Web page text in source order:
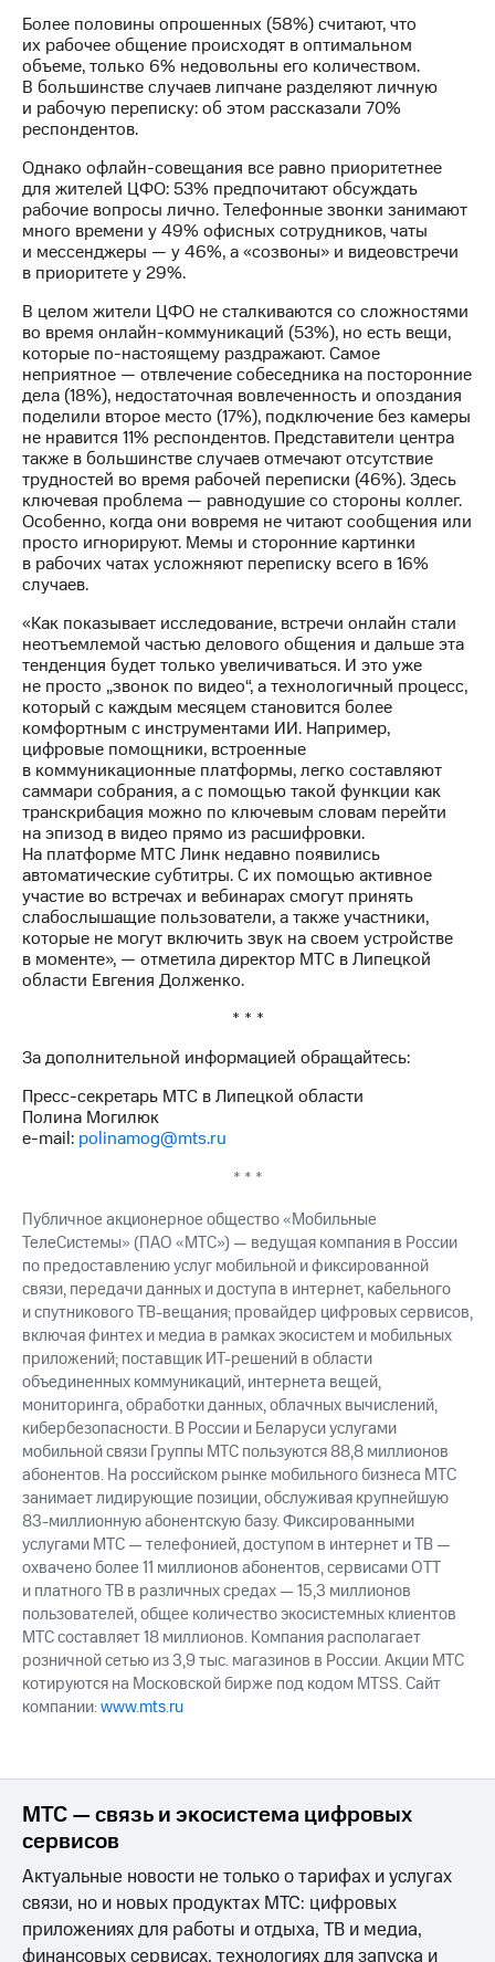
Информация
акционерам
Документы
ПАО
"МТС"
Собрания
Личный
кабинет
акционера
Акционерный
капитал
Контроль
аудит
Рынок
акций
Описание
Программа
приобретения
Порядок
выкупа
акций
Дивиденды
Рынок
облигаций
Описание
Еврооблигации-2023
Уведомление
о
погашении
именных
облигаций
Другое
Регистратор
Реквизиты
Контакты
развитие
деловая этика
На главную
Более половины опрошенных (58%) считают, что
их рабочее общение происходят в оптимальном
объеме, только 6% недовольны его количеством.
В большинстве случаев липчане разделяют личную
и рабочую переписку: об этом рассказали 70%
респондентов.
Однако офлайн-совещания все равно приоритетнее
для жителей ЦФО: 53% предпочитают обсуждать
рабочие вопросы лично. Телефонные звонки занимают
много времени у 49% офисных сотрудников, чаты
и мессенджеры — у 46%, а «созвоны» и видеовстречи
в приоритете у 29%.
В целом жители ЦФО не сталкиваются со сложностями
во время онлайн-коммуникаций (53%), но есть вещи,
которые по-настоящему раздражают. Самое
неприятное — отвлечение собеседника на посторонние
дела (18%), недостаточная вовлеченность и опоздания
поделили второе место (17%), подключение без камеры
не нравится 11% респондентов. Представители центра
также в большинстве случаев отмечают отсутствие
трудностей во время рабочей переписки (46%). Здесь
ключевая проблема — равнодушие со стороны коллег.
Особенно, когда они вовремя не читают сообщения или
просто игнорируют. Мемы и сторонние картинки
в рабочих чатах усложняют переписку всего в 16%
случаев.
«Как показывает исследование, встречи онлайн стали
неотъемлемой частью делового общения и дальше эта
тенденция будет только увеличиваться. И это уже
не просто „звонок по видео“, а технологичный процесс,
который с каждым месяцем становится более
комфортным с инструментами ИИ. Например,
цифровые помощники, встроенные
в коммуникационные платформы, легко составляют
саммари собрания, а с помощью такой функции как
транскрибация можно по ключевым словам перейти
на эпизод в видео прямо из расшифровки.
На платформе МТС Линк недавно появились
автоматические субтитры. С их помощью активное
участие во встречах и вебинарах смогут принять
слабослышащие пользователи, а также участники,
которые не могут включить звук на своем устройстве
в моменте», — отметила директор МТС в Липецкой
области Евгения Долженко.
* * *
За дополнительной информацией обращайтесь:
Пресс-секретарь МТС в Липецкой области
Полина Могилюк
e-mail: polinamog@mts.ru
* * *
Публичное акционерное общество «Мобильные
ТелеСистемы» (ПАО «МТС») — ведущая компания в России
по предоставлению услуг мобильной и фиксированной
связи, передачи данных и доступа в интернет, кабельного
и спутникового ТВ-вещания; провайдер цифровых сервисов,
включая финтех и медиа в рамках экосистем и мобильных
приложений; поставщик ИТ-решений в области
объединенных коммуникаций, интернета вещей,
мониторинга, обработки данных, облачных вычислений,
кибербезопасности. В России и Беларуси услугами
мобильной связи Группы МТС пользуются 88,8 миллионов
абонентов. На российском рынке мобильного бизнеса МТС
занимает лидирующие позиции, обслуживая крупнейшую
83-миллионную абонентскую базу. Фиксированными
услугами МТС — телефонией, доступом в интернет и ТВ —
охвачено более 11 миллионов абонентов, сервисами OTT
и платного ТВ в различных средах — 15,3 миллионов
пользователей, общее количество экосистемных клиентов
МТС составляет 18 миллионов. Компания располагает
розничной сетью из 3,9 тыс. магазинов в России. Акции МТС
котируются на Московской бирже под кодом MTSS. Сайт
компании:www.mts.ru
МТС — связь и экосистема цифровых
сервисов
Актуальные новости не только о тарифах и услугах
связи, но и новых продуктах МТС: цифровых
приложениях для работы и отдыха, ТВ и медиа,